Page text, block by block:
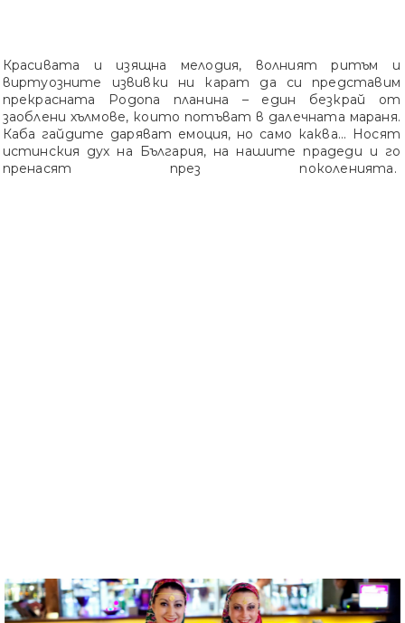
Красивата и изящна мелодия, волният ритъм и
виртуозните извивки ни карат да си представим
прекрасната Родопа планина – един безкрай от
заоблени хълмове, които потъват в далечната мараня.
Каба гайдите даряват емоция, но само каква... Носят
истинския дух на България, на нашите прадеди и го
пренасят през поколенията.